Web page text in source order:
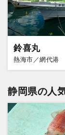
鈴喜丸
熱海市／網代港
静岡県の人